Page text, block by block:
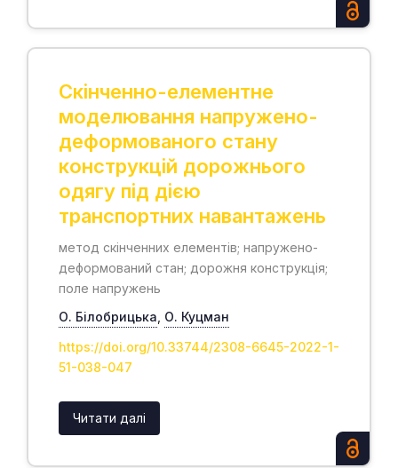
Скінченно-елементне
моделювання напружено-
деформованого стану
конструкцій дорожнього
одягу під дією
транспортних навантажень
метод скінченних елементів; напружено-
деформований стан; дорожня конструкція;
поле напружень
О. Білобрицька О. Куцман
https://doi.org/10.33744/2308-6645-2022-1-
51-038-047
Читати далі